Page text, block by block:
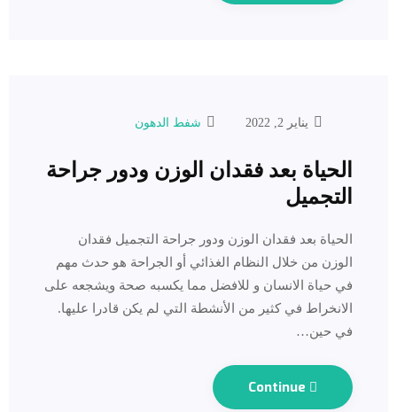
يناير 2, 2022 شفط الدهون
الحياة بعد فقدان الوزن ودور جراحة
التجميل
‎الحياة بعد فقدان الوزن ودور جراحة التجميل ‎فقدان
الوزن من خلال النظام الغذائي أو الجراحة هو حدث مهم
في حياة الانسان و للافضل مما يكسبه صحة ويشجعه على
الانخراط في كثير من الأنشطة التي لم يكن قادرا عليها.
في حين…
Continue